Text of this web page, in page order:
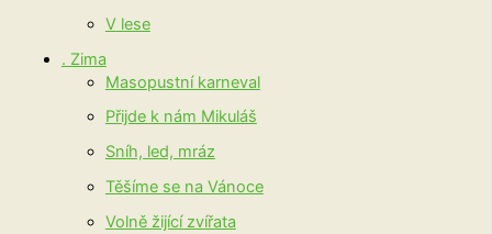
V lese
. Zima
Masopustní karneval
Přijde k nám Mikuláš
Sníh, led, mráz
Těšíme se na Vánoce
Volně žijící zvířata